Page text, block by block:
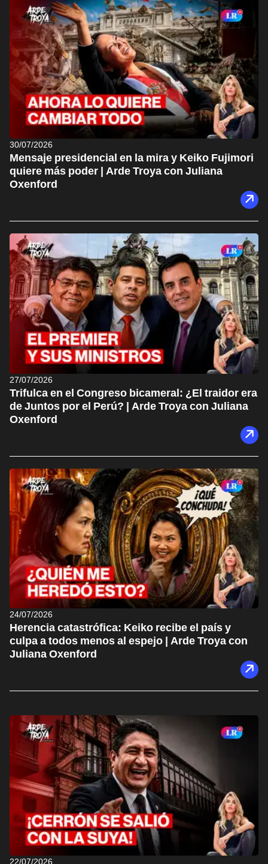
30/07/2026
Mensaje presidencial en la mira y Keiko Fujimori
quiere más poder | Arde Troya con Juliana
Oxenford
27/07/2026
Trifulca en el Congreso bicameral: ¿El traidor era
de Juntos por el Perú? | Arde Troya con Juliana
Oxenford
24/07/2026
Herencia catastrófica: Keiko recibe el país y
culpa a todos menos al espejo | Arde Troya con
Juliana Oxenford
22/07/2026